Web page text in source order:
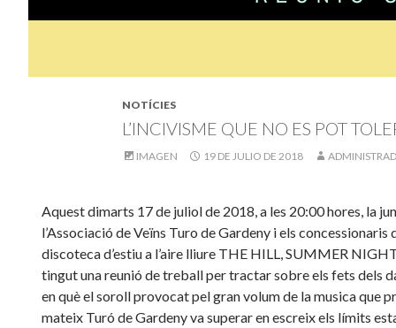
NOTÍCIES
L’INCIVISME QUE NO ES POT
IMAGEN 19 DE JULIO DE 2018
Aquest dimarts 17 de juliol de 2018, a les 20:00 hores, la
l’Associació de Veïns Turo de Gardeny i els concessionaris
discoteca d’estiu a l’aire lliure THE HILL, SUMMER
tingut una reunió de treball per tractar sobre els fets dels
en què el soroll provocat pel gran volum de la musica que
mateix Turó de Gardeny va superar en escreix els límits